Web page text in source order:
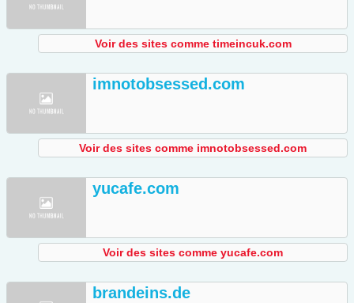
Voir des sites comme timeincuk.com
imnotobsessed.com
Voir des sites comme imnotobsessed.com
yucafe.com
Voir des sites comme yucafe.com
brandeins.de